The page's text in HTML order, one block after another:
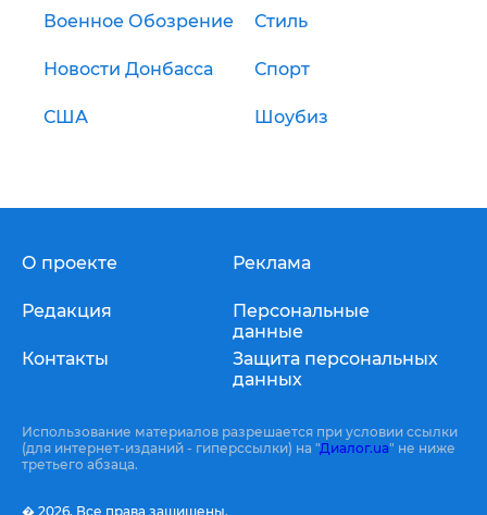
Военное Обозрение Стиль
Новости Донбасса Спорт
США Шоубиз
О проекте
Редакция
Контакты
Реклама
Персональные
данные
Защита персональных
данных
Использование материалов разрешается при условии ссылки
(для интернет-изданий - гиперссылки) на "Диалог.ua" не ниже
третьего абзаца.
� 2026, Все права защищены.